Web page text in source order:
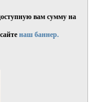
вам сумму на
наш баннер.